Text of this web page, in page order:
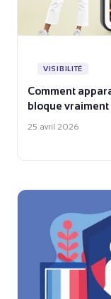
VISIBILITÉ
Comment
bloque
25 avril 2026